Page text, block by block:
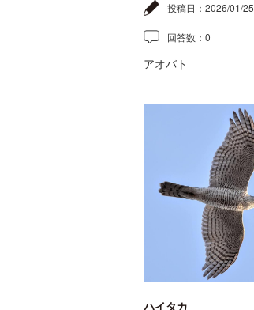
投稿日： 2026/01/25
回答数： 0
アオバト
ハイタカ